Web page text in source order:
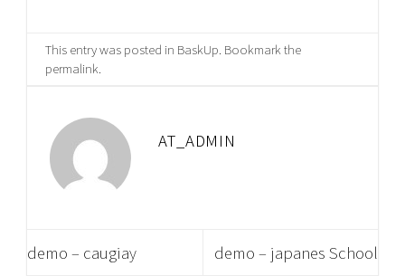
This entry was posted in BaskUp. Bookmark the
permalink.
AT_ADMIN
demo – caugiay demo – japanes School